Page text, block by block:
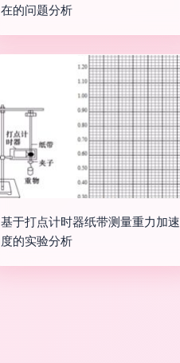
在的问题分析
基于打点计时器纸带测量重力加速
度的实验分析